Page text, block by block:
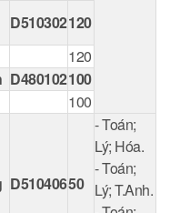
D510302120
120
D480102100
100
D51040650
- Toán;
Lý; Hóa.
- Toán;
Lý; T.Anh.